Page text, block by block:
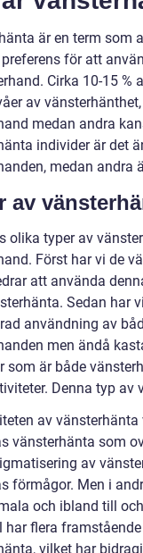
är en term som
för att
Cirka 10-15 %
av
medan andra
individer är det
medan andra
av
olika typer av
Först har vi de
att använda
Sedan har
användning av
men ändå
som är både
Denna typ av
av
vänsterhänta som
av
förmågor. Men i
och ibland till
har flera
vilket har